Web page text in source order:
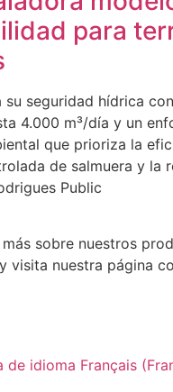
para
su seguridad hídrica
4.000 m³/día y un
que prioriza la
de salmuera y la
Public
más sobre nuestros
visita nuestra página